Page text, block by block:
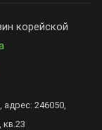
корейской
246050,
кв.23